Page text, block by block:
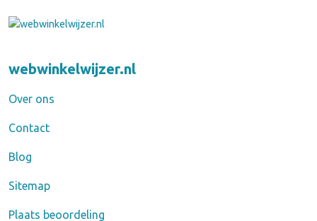
webwinkelwijzer.nl
Over ons
Contact
Blog
Sitemap
Plaats beoordeling